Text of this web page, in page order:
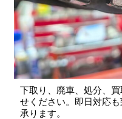
下取り、廃車、処分、
せください。即日対応
承ります。